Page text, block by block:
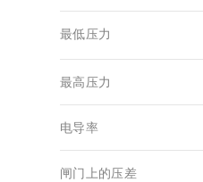
最低压力
最高压力
电导率
闸门上的压差